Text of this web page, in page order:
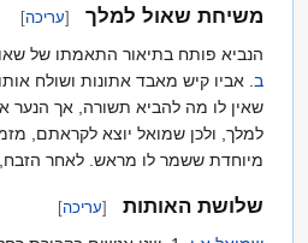
משיחת שאול למלך [עריכה]
הנביא פותח בתיאור התאמתו של
ב . אביו קיש מאבד אתונות ושולח
שאין לו מה להביא תשורה, אך
למלך, ולכן שמואל יוצא לקראתם,
מיוחדת ששמר לו מראש. לאחר הזבח,
שלושת האותות [עריכה]